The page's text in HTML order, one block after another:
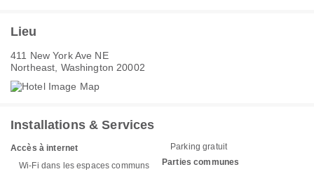
Lieu
411 New York Ave NE
Northeast, Washington 20002
Installations & Services
Accès à internet
Wi-Fi dans les espaces communs
Parking gratuit
Parties communes